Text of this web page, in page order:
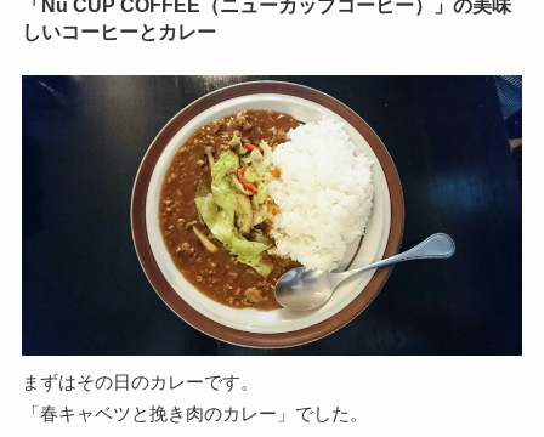
「Nu CUP COFFEE（ニューカップコーヒー）」の美味
しいコーヒーとカレー
まずはその日のカレーです。
「春キャベツと挽き肉のカレー」でした。